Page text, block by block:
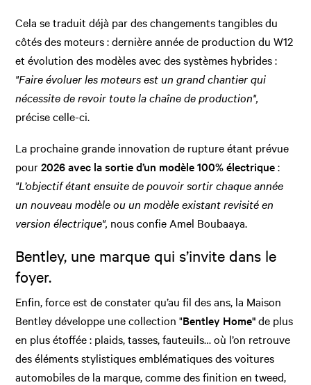
Cela se traduit déjà par des changements tangibles du
côtés des moteurs : dernière année de production du W12
et évolution des modèles avec des systèmes hybrides :
"Faire évoluer les moteurs est un grand chantier qui
nécessite de revoir toute la chaîne de production",
précise celle-ci.
La prochaine grande innovation de rupture étant prévue
pour2026 avec la sortie d’un modèle 100% électrique:
"L’objectif étant ensuite de pouvoir sortir chaque année
un nouveau modèle ou un modèle existant revisité en
version électrique", nous confie Amel Boubaaya.
Bentley, une marque qui s’invite dans le
foyer.
Enfin, force est de constater qu’au fil des ans, la Maison
Bentley développe une collection "Bentley Home"de plus
en plus étoffée : plaids, tasses, fauteuils… où l’on retrouve
des éléments stylistiques emblématiques des voitures
automobiles de la marque, comme des finition en tweed,